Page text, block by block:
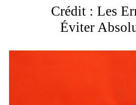
Crédit : Les
Éviter